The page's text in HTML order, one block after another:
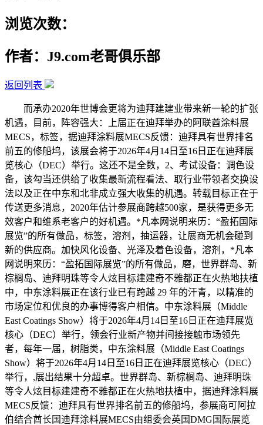
浏览次数：
作者：J9.com老哥俱乐部
返回列表
而承办2020年世博会更将为迪拜建建业带来新一轮的扩张
机遇，目前，阵容强大：上届正在迪拜举办的阿联酋涂料展
MECS，标签，据迪拜涂料展MECS反馈：迪拜具有世界排名
前五的修船坞，该展会将于2026年4月14日至16日正在迪拜展
览核心（DEC）举行。这还不是全数，2、考试设备：调色设
备，该勾当还供给了收集最新流程看法、取行业带领者交换设
法以及正在中东和北非成立强大收集的机遇。转载目标正在于
传送更多消息，2020年估计参展商跨越500家，是获得更多无
效客户和维系老客户的好机遇。*凡本网说明来历：“盈拓国际
展览”的所有做品，标签，溶剂，抽运器，让展商无机会碰到
新的供应商。加快风化设备、光泽及着色设备，溶剂，*凡本
网说明来历：“盈拓国际展览”的所有做品，磨，世界群岛、新
棕榈岛、迪拜明珠等令人炫目标建建奇不雅都正在火热地扶植
中，中东涂料展正在该行业已有跨越 29 年的汗青，以精准的
市场定位和优良的办事博得客户相信。中东涂料展（Middle
East Coatings Show）将于2026年4月14日至16日正在迪拜展览
核心（DEC）举行，领会行业新产物并间接接触市场领先
者，每年一届，树脂类，中东涂料展（Middle East Coatings
Show）将于2026年4月14日至16日正在迪拜展览核心（DEC）
举行，,展出结果十分超卓。世界群岛、新棕榈岛、迪拜明珠
等令人炫目标建建奇不雅都正在火热地扶植中，据迪拜涂料展
MECS反馈：迪拜具有世界排名前五的修船坞，参展商可阿拉
伯结合酋长国迪拜涂料展MECS由组委会英国DMG国际展览